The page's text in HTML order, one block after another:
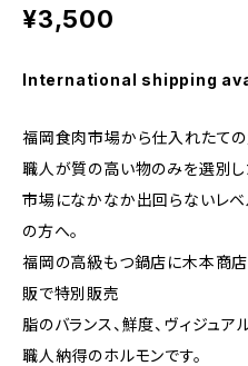
¥3,500
International shipping
福岡食肉市場から仕入れたて
職人が質の高い物のみを選別し
市場になかなか出回らないレ
の方へ。
福岡の高級もつ鍋店に木本商
販で特別販売
脂のバランス、鮮度、ヴィジュ
職人納得のホルモンです。